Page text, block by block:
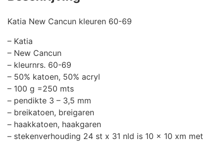
Katia New Cancun kleuren 60-69
– Katia
– New Cancun
– kleurnrs. 60-69
– 50% katoen, 50% acryl
– 100 g =250 mts
– pendikte 3 – 3,5 mm
– breikatoen, breigaren
– haakkatoen, haakgaren
– stekenverhouding 24 st x 31 nld is 10 x 10 xm met